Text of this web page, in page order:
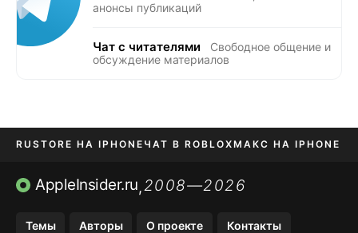
анонсы публикаций
Чат с читателями
Свободное общение и
обсуждение материалов
RUSTORE НА IPHONE ЧАТ В ROBLOXМАКС НА IPHONE
AVITO НА IPHONEВТБ ОНЛАЙН TIKTOK НА IPHONE
AppleInsider.ru,2008—2026
Темы Авторы О проекте Контакты